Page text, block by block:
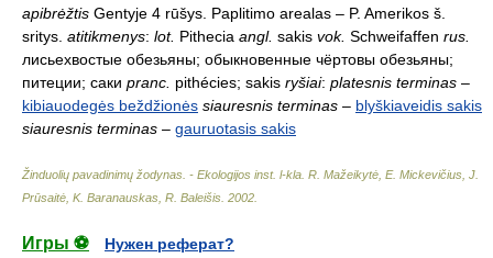
apibrėžtis Gentyje 4 rūšys. Paplitimo arealas – P. Amerikos š.
sritys. atitikmenys: lot. Pithecia angl. sakis vok. Schweifaffen rus.
лисьехвостые обезьяны; обыкновенные чёртовы обезьяны;
питеции; саки pranc. pithécies; sakis ryšiai: platesnis terminas –
kibiauodegės beždžionės siauresnis terminas – blyškiaveidis sakis
siauresnis terminas – gauruotasis sakis
Žinduolių pavadinimų žodynas. - Ekologijos inst. l-kla R. Mažeikytė, E. Mickevičius, J.
Prūsaitė, K. Baranauskas, R. Baleišis 2002
Игры ⚽
Нужен реферат?